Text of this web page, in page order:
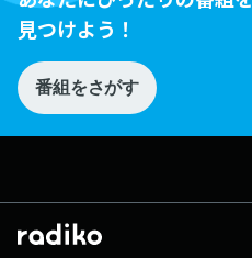
見つけよう！
番組をさがす